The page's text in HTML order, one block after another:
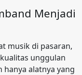
Menjadi
musik di pasaran,
unggulan
hanya alatnya yang